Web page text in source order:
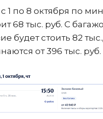
1 по 8 октября по
68 тыс. руб. С
будет стоить 82
от 396 тыс. руб.